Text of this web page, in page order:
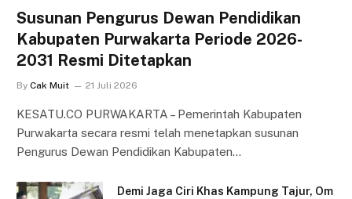
Susunan Pengurus Dewan Pendidikan
Kabupaten Purwakarta Periode 2026-
2031 Resmi Ditetapkan
By Cak Muit 21 Juli 2026
KESATU.CO PURWAKARTA – Pemerintah Kabupaten
Purwakarta secara resmi telah menetapkan susunan
Pengurus Dewan Pendidikan Kabupaten…
Demi Jaga Ciri Khas Kampung Tajur, Om